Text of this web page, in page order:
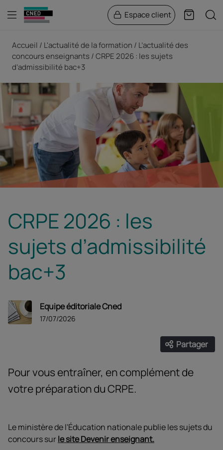
Menu Espace client Panier
Accueil L'actualité de la formation
L’actualité des
concours enseignants
CRPE 2026 : les sujets
d’admissibilité bac+3
CRPE 2026 : les
sujets d’admissibilité
bac+3
Equipe éditoriale Cned
17/07/2026
Partager
Ouvrir
Pour vous entraîner, en complément de
votre préparation du CRPE.
Le ministère de l'Éducation nationale publie les sujets du
concours surle site Devenir enseignant.